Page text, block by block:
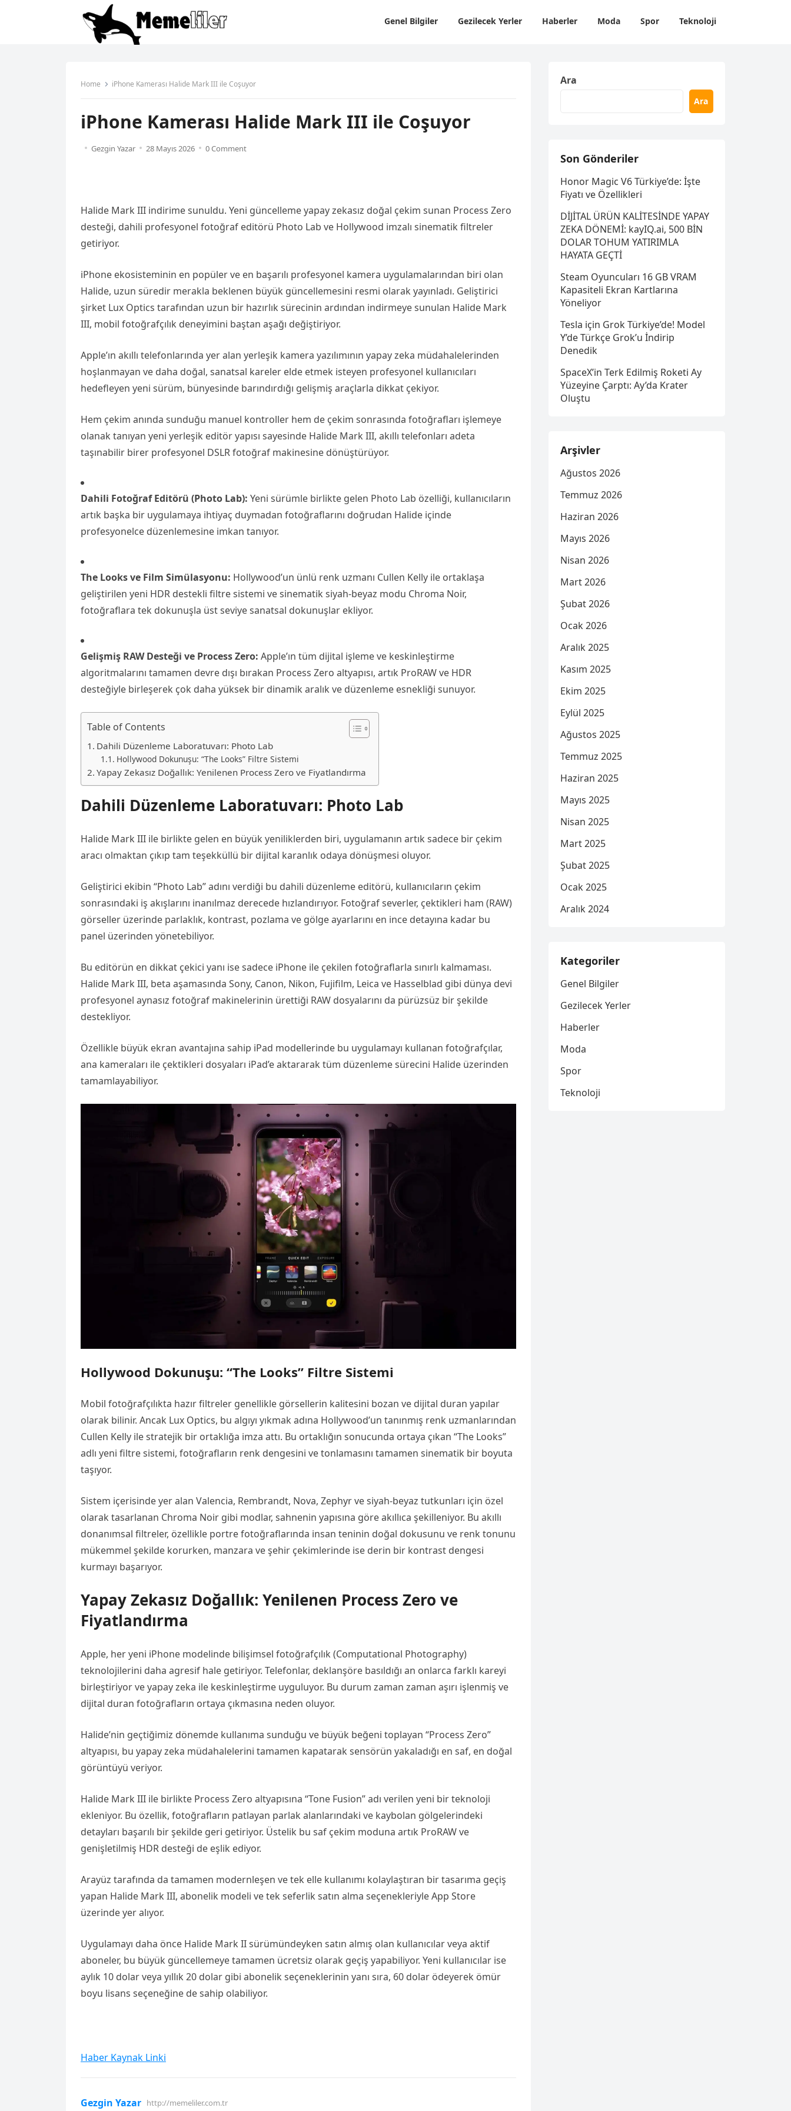
Genel Bilgiler Gezilecek Yerler Haberler Moda Spor Teknoloji
Home iPhone Kamerası Halide Mark III ile Coşuyor
iPhone Kamerası Halide Mark III ile Coşuyor
Gezgin Yazar 28 Mayıs 2026 0 Comment
Halide Mark III indirime sunuldu. Yeni güncelleme yapay zekasız doğal çekim sunan Process Zero
desteği, dahili profesyonel fotoğraf editörü Photo Lab ve Hollywood imzalı sinematik filtreler
getiriyor.
iPhone ekosisteminin en popüler ve en başarılı profesyonel kamera uygulamalarından biri olan
Halide, uzun süredir merakla beklenen büyük güncellemesini resmi olarak yayınladı. Geliştirici
şirket Lux Optics tarafından uzun bir hazırlık sürecinin ardından indirmeye sunulan Halide Mark
III, mobil fotoğrafçılık deneyimini baştan aşağı değiştiriyor.
Apple’ın akıllı telefonlarında yer alan yerleşik kamera yazılımının yapay zeka müdahalelerinden
hoşlanmayan ve daha doğal, sanatsal kareler elde etmek isteyen profesyonel kullanıcıları
hedefleyen yeni sürüm, bünyesinde barındırdığı gelişmiş araçlarla dikkat çekiyor.
Hem çekim anında sunduğu manuel kontroller hem de çekim sonrasında fotoğrafları işlemeye
olanak tanıyan yeni yerleşik editör yapısı sayesinde Halide Mark III, akıllı telefonları adeta
taşınabilir birer profesyonel DSLR fotoğraf makinesine dönüştürüyor.
Dahili Fotoğraf Editörü (Photo Lab): Yeni sürümle birlikte gelen Photo Lab özelliği, kullanıcıların
artık başka bir uygulamaya ihtiyaç duymadan fotoğraflarını doğrudan Halide içinde
profesyonelce düzenlemesine imkan tanıyor.
The Looks ve Film Simülasyonu: Hollywood’un ünlü renk uzmanı Cullen Kelly ile ortaklaşa
geliştirilen yeni HDR destekli filtre sistemi ve sinematik siyah-beyaz modu Chroma Noir,
fotoğraflara tek dokunuşla üst seviye sanatsal dokunuşlar ekliyor.
Gelişmiş RAW Desteği ve Process Zero: Apple’ın tüm dijital işleme ve keskinleştirme
algoritmalarını tamamen devre dışı bırakan Process Zero altyapısı, artık ProRAW ve HDR
desteğiyle birleşerek çok daha yüksek bir dinamik aralık ve düzenleme esnekliği sunuyor.
Table of Contents
Dahili Düzenleme Laboratuvarı: Photo Lab
Hollywood Dokunuşu: “The Looks” Filtre Sistemi
Yapay Zekasız Doğallık: Yenilenen Process Zero ve Fiyatlandırma
Dahili Düzenleme Laboratuvarı: Photo Lab
Halide Mark III ile birlikte gelen en büyük yeniliklerden biri, uygulamanın artık sadece bir çekim
aracı olmaktan çıkıp tam teşekküllü bir dijital karanlık odaya dönüşmesi oluyor.
Geliştirici ekibin “Photo Lab” adını verdiği bu dahili düzenleme editörü, kullanıcıların çekim
sonrasındaki iş akışlarını inanılmaz derecede hızlandırıyor. Fotoğraf severler, çektikleri ham (RAW)
görseller üzerinde parlaklık, kontrast, pozlama ve gölge ayarlarını en ince detayına kadar bu
panel üzerinden yönetebiliyor.
Bu editörün en dikkat çekici yanı ise sadece iPhone ile çekilen fotoğraflarla sınırlı kalmaması.
Halide Mark III, beta aşamasında Sony, Canon, Nikon, Fujifilm, Leica ve Hasselblad gibi dünya devi
profesyonel aynasız fotoğraf makinelerinin ürettiği RAW dosyalarını da pürüzsüz bir şekilde
destekliyor.
Özellikle büyük ekran avantajına sahip iPad modellerinde bu uygulamayı kullanan fotoğrafçılar,
ana kameraları ile çektikleri dosyaları iPad’e aktararak tüm düzenleme sürecini Halide üzerinden
tamamlayabiliyor.
Hollywood Dokunuşu: “The Looks” Filtre Sistemi
Mobil fotoğrafçılıkta hazır filtreler genellikle görsellerin kalitesini bozan ve dijital duran yapılar
olarak bilinir. Ancak Lux Optics, bu algıyı yıkmak adına Hollywood’un tanınmış renk uzmanlarından
Cullen Kelly ile stratejik bir ortaklığa imza attı. Bu ortaklığın sonucunda ortaya çıkan “The Looks”
adlı yeni filtre sistemi, fotoğrafların renk dengesini ve tonlamasını tamamen sinematik bir boyuta
taşıyor.
Sistem içerisinde yer alan Valencia, Rembrandt, Nova, Zephyr ve siyah-beyaz tutkunları için özel
olarak tasarlanan Chroma Noir gibi modlar, sahnenin yapısına göre akıllıca şekilleniyor. Bu akıllı
donanımsal filtreler, özellikle portre fotoğraflarında insan teninin doğal dokusunu ve renk tonunu
mükemmel şekilde korurken, manzara ve şehir çekimlerinde ise derin bir kontrast dengesi
kurmayı başarıyor.
Yapay Zekasız Doğallık: Yenilenen Process Zero ve
Fiyatlandırma
Apple, her yeni iPhone modelinde bilişimsel fotoğrafçılık (Computational Photography)
teknolojilerini daha agresif hale getiriyor. Telefonlar, deklanşöre basıldığı an onlarca farklı kareyi
birleştiriyor ve yapay zeka ile keskinleştirme uyguluyor. Bu durum zaman zaman aşırı işlenmiş ve
dijital duran fotoğrafların ortaya çıkmasına neden oluyor.
Halide’nin geçtiğimiz dönemde kullanıma sunduğu ve büyük beğeni toplayan “Process Zero”
altyapısı, bu yapay zeka müdahalelerini tamamen kapatarak sensörün yakaladığı en saf, en doğal
görüntüyü veriyor.
Halide Mark III ile birlikte Process Zero altyapısına “Tone Fusion” adı verilen yeni bir teknoloji
ekleniyor. Bu özellik, fotoğrafların patlayan parlak alanlarındaki ve kaybolan gölgelerindeki
detayları başarılı bir şekilde geri getiriyor. Üstelik bu saf çekim moduna artık ProRAW ve
genişletilmiş HDR desteği de eşlik ediyor.
Arayüz tarafında da tamamen modernleşen ve tek elle kullanımı kolaylaştıran bir tasarıma geçiş
yapan Halide Mark III, abonelik modeli ve tek seferlik satın alma seçenekleriyle App Store
üzerinde yer alıyor.
Uygulamayı daha önce Halide Mark II sürümündeyken satın almış olan kullanıcılar veya aktif
aboneler, bu büyük güncellemeye tamamen ücretsiz olarak geçiş yapabiliyor. Yeni kullanıcılar ise
aylık 10 dolar veya yıllık 20 dolar gibi abonelik seçeneklerinin yanı sıra, 60 dolar ödeyerek ömür
boyu lisans seçeneğine de sahip olabiliyor.
Haber Kaynak Linki
Gezgin Yazar http://memeliler.com.tr
Ara
Ara
Son Gönderiler
Honor Magic V6 Türkiye’de: İşte
Fiyatı ve Özellikleri
DİJİTAL ÜRÜN KALİTESİNDE YAPAY
ZEKA DÖNEMİ: kayIQ.ai, 500 BİN
DOLAR TOHUM YATIRIMLA
HAYATA GEÇTİ
Steam Oyuncuları 16 GB VRAM
Kapasiteli Ekran Kartlarına
Yöneliyor
Tesla için Grok Türkiye’de! Model
Y’de Türkçe Grok’u İndirip
Denedik
SpaceX’in Terk Edilmiş Roketi Ay
Yüzeyine Çarptı: Ay’da Krater
Oluştu
Arşivler
Ağustos 2026
Temmuz 2026
Haziran 2026
Mayıs 2026
Nisan 2026
Mart 2026
Şubat 2026
Ocak 2026
Aralık 2025
Kasım 2025
Ekim 2025
Eylül 2025
Ağustos 2025
Temmuz 2025
Haziran 2025
Mayıs 2025
Nisan 2025
Mart 2025
Şubat 2025
Ocak 2025
Aralık 2024
Kategoriler
Genel Bilgiler
Gezilecek Yerler
Haberler
Moda
Spor
Teknoloji